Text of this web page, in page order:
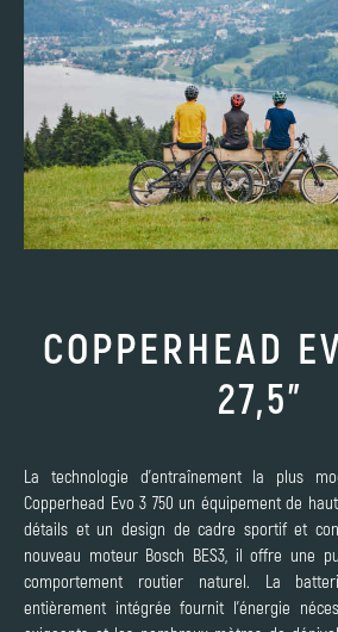
COPPERHEAD
27,5"
La technologie d'entraînement la plus
Copperhead Evo 3 750 un équipement de
détails et un design de cadre sportif et
nouveau moteur Bosch BES3, il offre une
comportement routier naturel. La
entièrement intégrée fournit l'énergie